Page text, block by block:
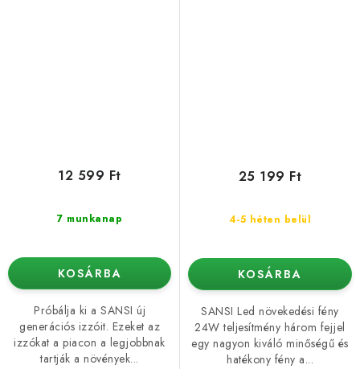
7 munkanap
12 599 Ft
KOSÁRBA
Próbálja ki a SANSI új
generációs izzóit. Ezeket az
izzókat a piacon a legjobbnak
tartják a növények...
4-5 héten belül
25 199 Ft
KOSÁRBA
SANSI Led növekedési fény
24W teljesítmény három fejjel
egy nagyon kiváló minőségű és
hatékony fény a...